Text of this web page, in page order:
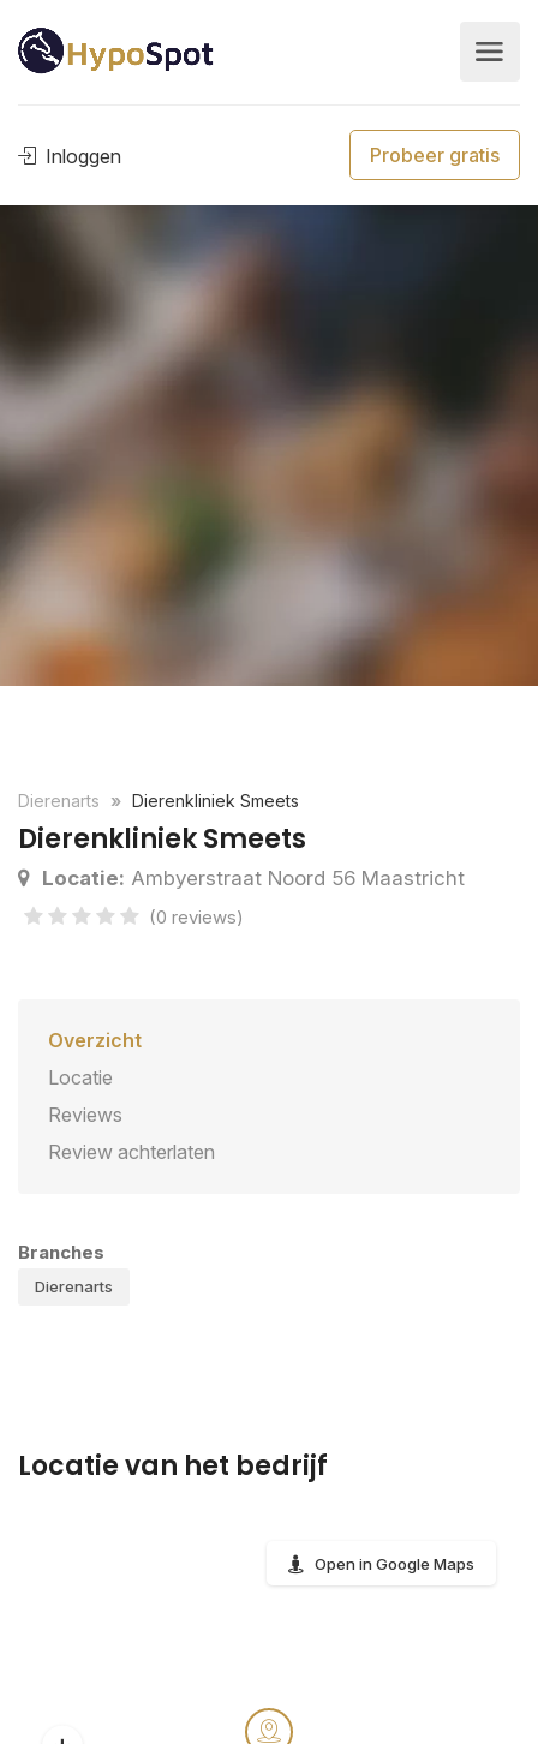
Inloggen Probeer gratis
Dierenarts Dierenkliniek Smeets
Dierenkliniek Smeets
Locatie: Ambyerstraat Noord 56 Maastricht
(0 reviews)
Overzicht
Locatie
Reviews
Review achterlaten
Branches
Dierenarts
Locatie van het bedrijf
Open in Google Maps